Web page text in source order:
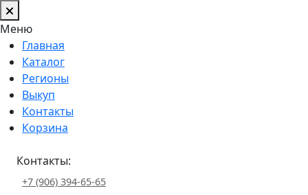
Меню
Главная
Каталог
Регионы
Выкуп
Контакты
Корзина
Контакты:
+7 (906) 394-65-65